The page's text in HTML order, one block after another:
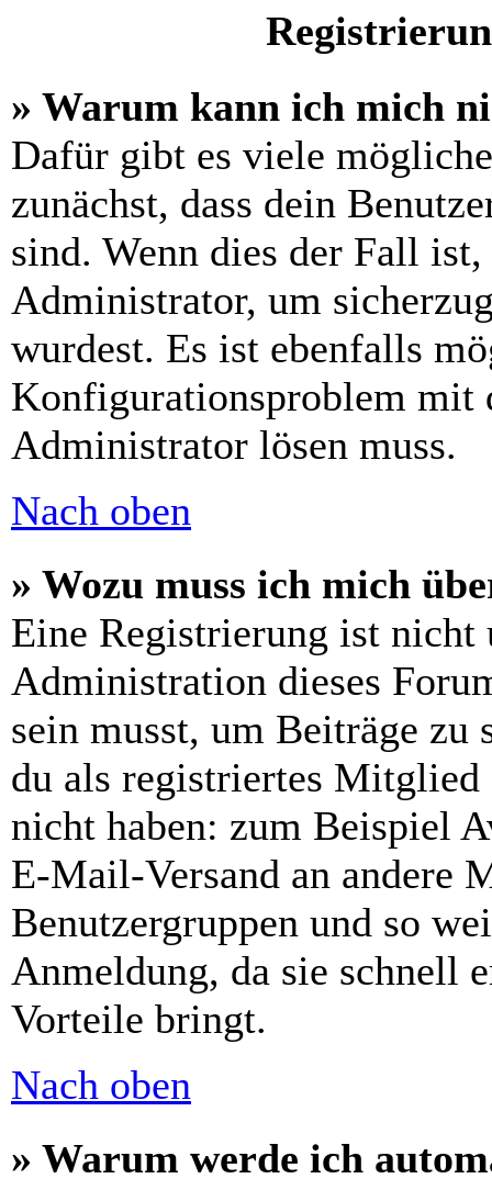
» Warum kann ich mich
Dafür gibt es viele
zunächst, dass dein
sind. Wenn dies der Fall
Administrator, um
wurdest. Es ist ebenfalls
Konfigurationsproblem mit
Administrator lösen muss.
Nach oben
» Wozu muss ich mich
Eine Registrierung ist
Administration dieses
sein musst, um Beiträge
du als registriertes Mitglied
nicht haben: zum Beispiel
E-Mail-Versand an andere
Benutzergruppen und so
Anmeldung, da sie schnell
Vorteile bringt.
Nach oben
» Warum werde ich